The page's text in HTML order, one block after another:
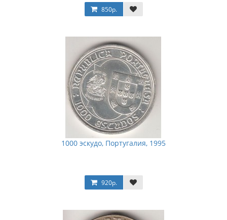
850р.
1000 эскудо, Португалия, 1995
920р.